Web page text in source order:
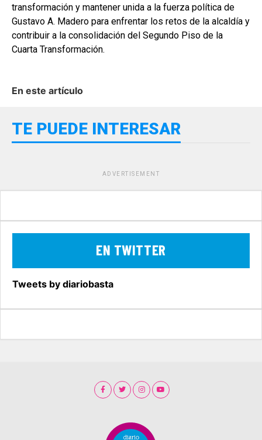
transformación y mantener unida a la fuerza política de
Gustavo A. Madero para enfrentar los retos de la alcaldía y
contribuir a la consolidación del Segundo Piso de la
Cuarta Transformación.
En este artículo
TE PUEDE INTERESAR
ADVERTISEMENT
EN TWITTER
Tweets by diariobasta